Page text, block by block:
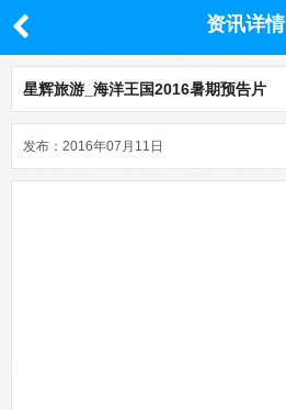
资讯详情
星辉旅游_海洋王国2016暑期预告片
发布：2016年07月11日